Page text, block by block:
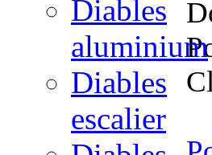
Diables
aluminium
Diables
escalier